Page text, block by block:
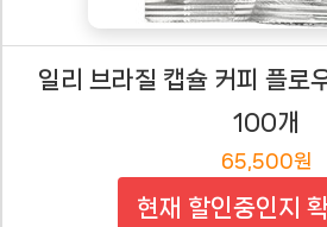
일리 브라질 캡슐 커피 플로
100개
65,500원
현재 할인중인지